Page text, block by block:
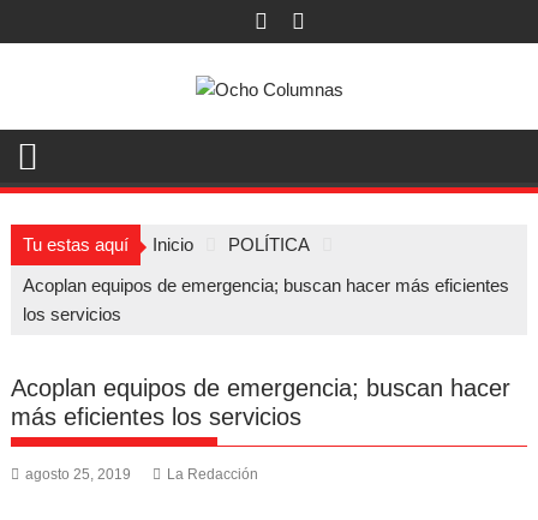
al
Tu estas aquí Inicio
POLÍTICA
Acoplan equipos de emergencia; buscan hacer más eficientes
los servicios
Acoplan equipos de emergencia; buscan hacer
más eficientes los servicios
agosto 25, 2019 La Redacción